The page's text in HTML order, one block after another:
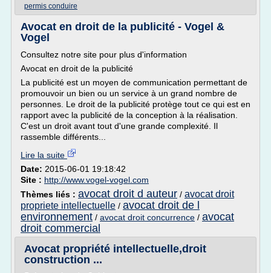
permis conduire
Avocat en droit de la publicité - Vogel &
Vogel
Consultez notre site pour plus d'information
Avocat en droit de la publicité
La publicité est un moyen de communication permettant de
promouvoir un bien ou un service à un grand nombre de
personnes. Le droit de la publicité protège tout ce qui est en
rapport avec la publicité de la conception à la réalisation.
C'est un droit avant tout d'une grande complexité. Il
rassemble différents...
Lire la suite
Date: 2015-06-01 19:18:42
Site : http://www.vogel-vogel.com
Thèmes liés : avocat droit d auteur / avocat droit
propriete intellectuelle / avocat droit de l
environnement / avocat droit concurrence / avocat
droit commercial
Avocat propriété intellectuelle,droit
construction ...